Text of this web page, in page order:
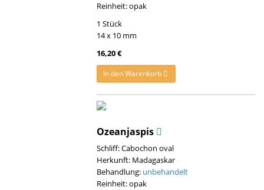
Reinheit: opak
1 Stück
14 x 10 mm
16,20 €
In den Warenkorb
Ozeanjaspis
Schliff: Cabochon oval
Herkunft: Madagaskar
Behandlung: unbehandelt
Reinheit: opak